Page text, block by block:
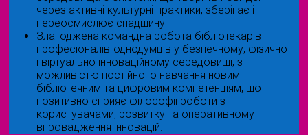
через активні культурні практики, зберігає і
переосмислює спадщину
Злагоджена командна робота бібліотекарів
професіоналів-однодумців у безпечному, фізично
і віртуально інноваційному середовищі, з
можливістю постійного навчання новим
бібліотечним та цифровим компетенціям, що
позитивно сприяє філософії роботи з
користувачами, розвитку та оперативному
впровадження інновацій.